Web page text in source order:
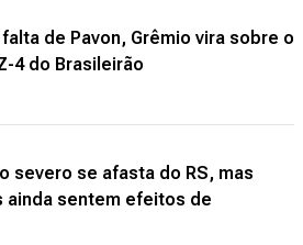
de Pavon, Grêmio vira sobre o
4 do Brasileirão
severo se afasta do RS, mas
ainda sentem efeitos de